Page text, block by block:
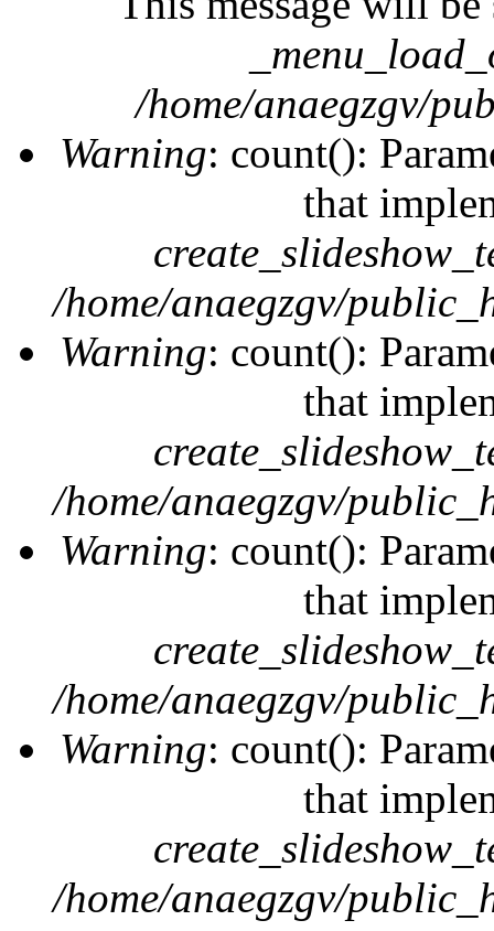
/home/anaegzgv/
Warning: count():
that
/home/anaegzgv/
Warning: count():
that
/home/anaegzgv/
Warning: count():
that
/home/anaegzgv/
Warning: count():
that
/home/anaegzgv/